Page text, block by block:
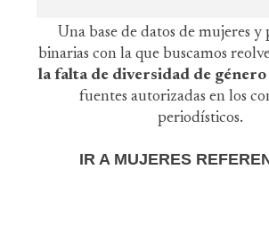
Una base de datos de mujeres y
binarias con la que buscamos
la falta de diversidad de género
fuentes autorizadas en los
periodísticos.
IR A MUJERES